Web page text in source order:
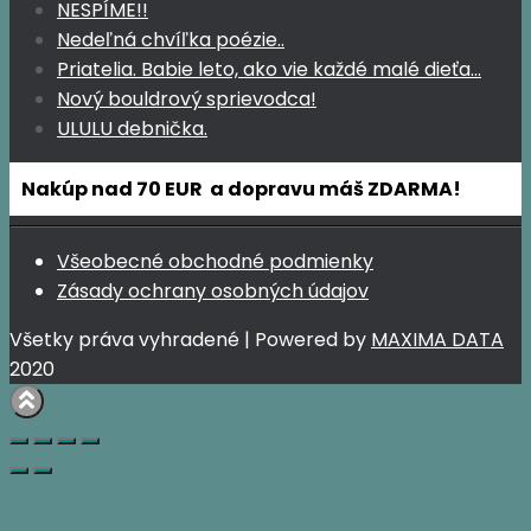
NESPÍME!!
Nedeľná chvíľka poézie..
Priatelia. Babie leto, ako vie každé malé dieťa…
Nový bouldrový sprievodca!
ULULU debnička.
Nakúp nad 70 EUR a dopravu máš ZDARMA!
Všeobecné obchodné podmienky
Zásady ochrany osobných údajov
Všetky práva vyhradené | Powered by MAXIMA DATA
2020